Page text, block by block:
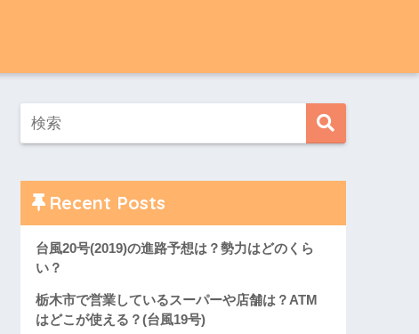
Recent Posts
台風20号(2019)の進路予想は？勢力はどのくら
い？
栃木市で営業しているスーパーや店舗は？ATM
はどこが使える？(台風19号)